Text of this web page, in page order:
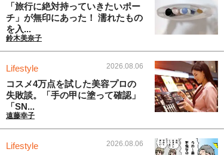
「旅行に絶対持っていきたいポー
チ」が無印にあった！ 濡れたもの
を入...
鈴木美奈子
Lifestyle 2026.08.06
コスメ4万点を試した美容プロの
失敗談。「手の甲に塗って確認」
「SN...
遠藤幸子
Lifestyle 2026.08.06